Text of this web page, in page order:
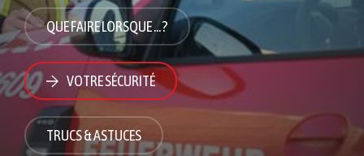
QUE FAIRE LORSQUE ... ?
VOTRE SÉCURITÉ
TRUCS & ASTUCES